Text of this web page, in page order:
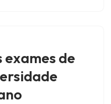
exames de